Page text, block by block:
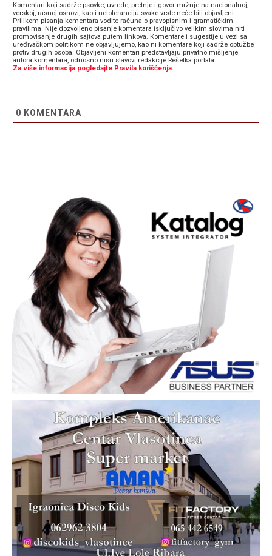
Komentari koji sadrže psovke, uvrede, pretnje i govor mržnje na nacionalnoj,
verskoj, rasnoj osnovi, kao i netoleranciju svake vrste neće biti objavljeni.
Prilikom pisanja komentara vodite računa o pravopisnim i gramatičkim
pravilima. Nije dozvoljeno pisanje komentara isključivo velikim slovima niti
promovisanje drugih sajtova putem linkova. Komentare i sugestije u vezi sa
uređivačkom politikom ne objavljujemo, kao ni komentare koji sadrže optužbe
protiv drugih osoba. Objavljeni komentari predstavljaju privatno mišljenje
autora komentara, odnosno nisu stavovi redakcije Rešetka portala.
Za više informacija pogledajte Pravila korišćenja.
0 KOMENTARA